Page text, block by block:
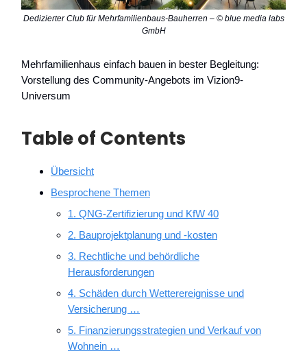
Dedizierter Club für Mehrfamilienbaus-Bauherren – © blue media labs
GmbH
Mehrfamilienhaus einfach bauen in bester Begleitung:
Vorstellung des Community-Angebots im Vizion9-
Universum
Table of Contents
Übersicht
Besprochene Themen
1. QNG-Zertifizierung und KfW 40
2. Bauprojektplanung und -kosten
3. Rechtliche und behördliche
Herausforderungen
4. Schäden durch Wetterereignisse und
Versicherung …
5. Finanzierungsstrategien und Verkauf von
Wohnein …